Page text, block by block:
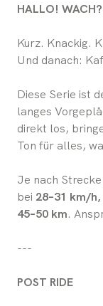
HALLO!
Kurz. Knackig.
Und danach:
Diese Serie ist
langes
direkt los,
Ton für alles,
Je nach
bei 28–31 km/h,
45–50 km.
---
POST RIDE